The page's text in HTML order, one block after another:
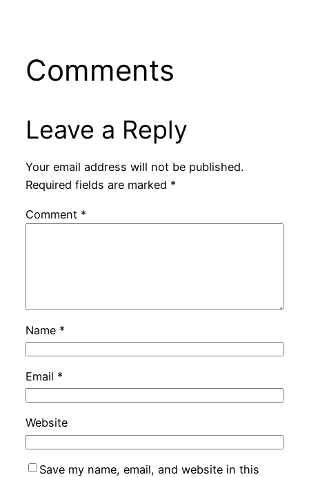
Comments
Leave a Reply
Your email address will not be published.
Required fields are marked *
Comment *
Name *
Email *
Website
Save my name, email, and website in this